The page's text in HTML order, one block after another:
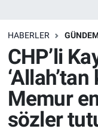
HABERLER
CHP’li
Memur
sözler